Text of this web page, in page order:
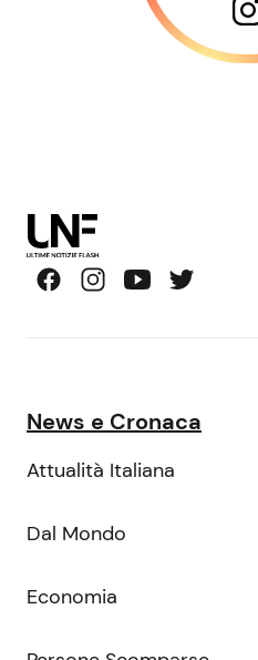
News e Cronaca
Attualità Italiana
Dal Mondo
Economia